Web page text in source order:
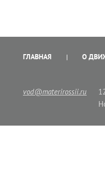
ГЛАВНАЯ О
vod@materirossii.ru